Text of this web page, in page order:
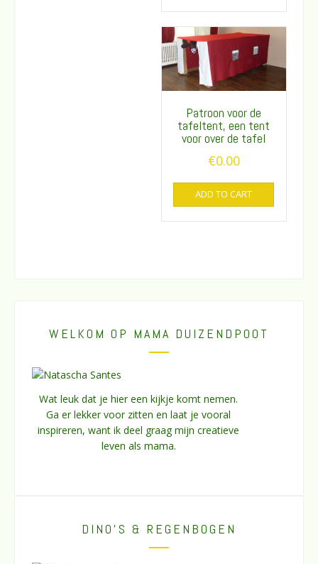
Patroon voor de
tafeltent, een tent
voor over de tafel
€0.00
ADD TO CART
WELKOM OP MAMA DUIZENDPOOT
Wat leuk dat je hier een kijkje komt nemen.
Ga er lekker voor zitten en laat je vooral
inspireren, want ik deel graag mijn creatieve
leven als mama.
DINO’S & REGENBOGEN